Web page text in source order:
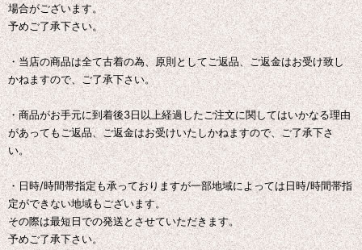
場合がございます。
予めご了承下さい。
・当店の商品は全て古着の為、原則としてご返品、ご返金はお受け致し
かねますので、ご了承下さい。
・商品がお手元に到着後3日以上経過したご注文に関してはいかなる理由
があってもご返品、ご返金はお受けいたしかねますので、ご了承下さ
い。
・日時/時間帯指定も承っておりますが一部地域によっては日時/時間帯指
定ができない地域もございます。
その際は最短日での発送とさせていただきます。
予めご了承下さい。